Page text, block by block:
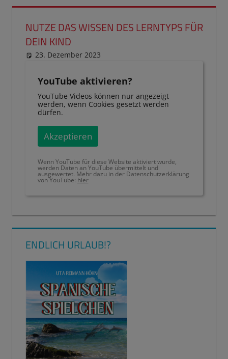
NUTZE DAS WISSEN DES LERNTYPS FÜR
DEIN KIND
23. Dezember 2023
YouTube aktivieren?
YouTube Videos können nur angezeigt
werden, wenn Cookies gesetzt werden
dürfen.
Akzeptieren
Wenn YouTube für diese Website aktiviert wurde,
werden Daten an YouTube übermittelt und
ausgewertet. Mehr dazu in der Datenschutzerklärung
von YouTube: hier
ENDLICH URLAUB!?